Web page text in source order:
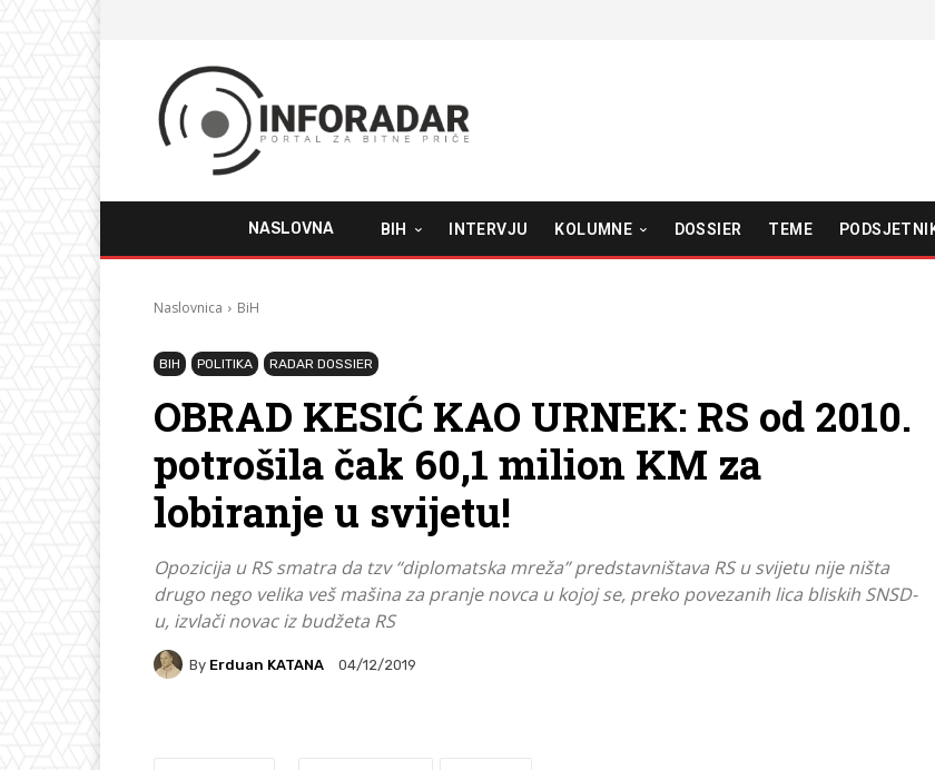
NASLOVNA BIH INTERVJU KOLUMNE DOSSIER TEME
Naslovnica BiH
BIH POLITIKA RADAR DOSSIER
OBRAD KESIĆ KAO URNEK: RS od 2010.
potrošila čak 60,1 milion KM za
lobiranje u svijetu!
Opozicija u RS smatra da tzv “diplomatska mreža” predstavništava RS u svijetu nije ništa
drugo nego velika veš mašina za pranje novca u kojoj se, preko povezanih lica bliskih SNSD-
u, izvlači novac iz budžeta RS
By Erduan KATANA 04/12/2019